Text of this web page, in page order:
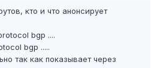
кто и что анонсирует
bgp ....
bgp .....
так как показывает через